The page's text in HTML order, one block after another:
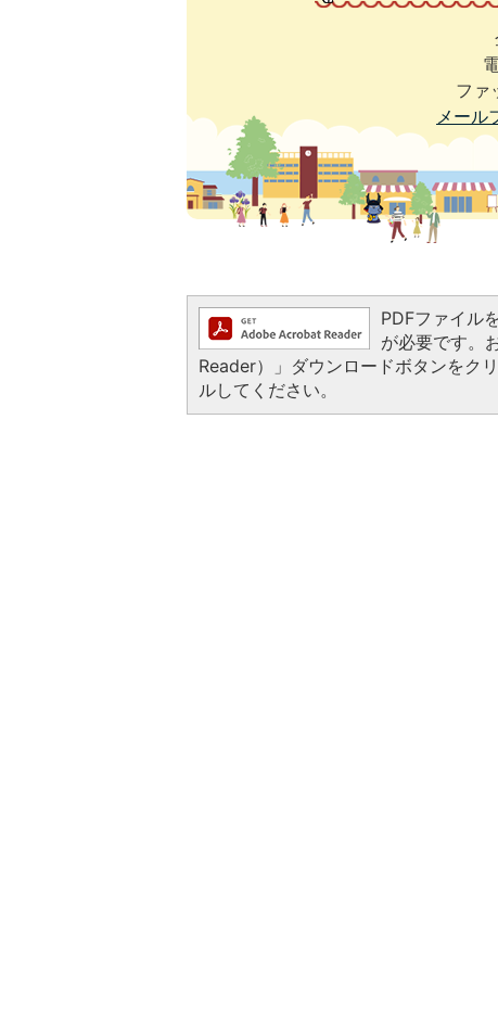
ファ
メール
PDFファイル
が必要です。
Reader）」ダウンロードボタンをク
ルしてください。